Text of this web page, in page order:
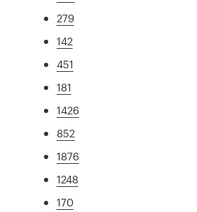
279
142
451
181
1426
852
1876
1248
170